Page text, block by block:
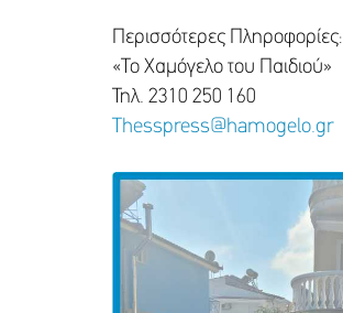
Περισσότερες Πληροφορίες:
«Το Χαμόγελο του Παιδιού»
Τηλ. 2310 250 160
Thesspress@hamogelo.gr